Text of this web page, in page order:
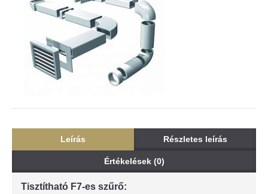
Leírás Részletes leírás
Értékelések (0)
Tisztítható F7-es szűrő: